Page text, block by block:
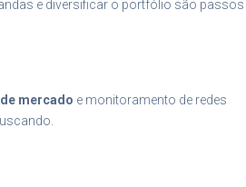
e diversificar o portfólio são passos
mercado e monitoramento de redes